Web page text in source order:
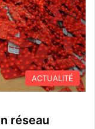
ACTUALITÉ
réseau